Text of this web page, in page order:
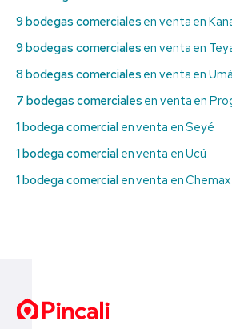
9 bodegas comerciales en venta en
9 bodegas comerciales en venta en
8 bodegas comerciales en venta en
7 bodegas comerciales en venta en
1 bodega comercialen venta en Seyé
1 bodega comercialen venta en Ucú
1 bodega comercialen venta en Chemax